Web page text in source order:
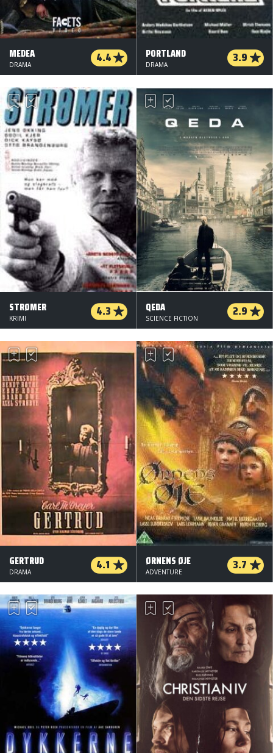
MEDEA 4.4
DRAMA
PORTLAND 3.9
DRAMA
STRØMER 4.3
KRIMI
QEDA 2.9
SCIENCE FICTION
GERTRUD 4.1
DRAMA
ØRNENS ØJE 3.7
ADVENTURE